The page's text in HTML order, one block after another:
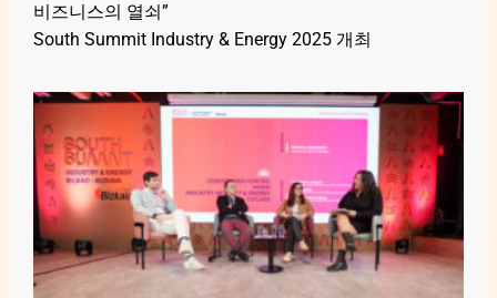
비즈니스의 열쇠”
South Summit Industry & Energy 2025 개최